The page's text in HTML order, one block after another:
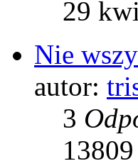
29
Nie
autor:
3
13809